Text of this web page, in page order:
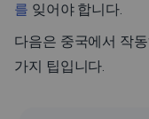
를 잊어야 합니다.
다음은 중국에서 작
가지 팁입니다.